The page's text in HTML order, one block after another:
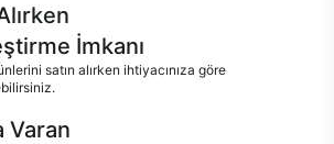
İmkanı
satın alırken ihtiyacınıza göre
Varan